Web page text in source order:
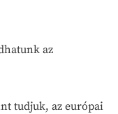
az
tudjuk, az európai